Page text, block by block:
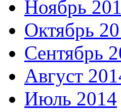
Ноябрь
Октябрь
Сентябрь
Август
Июль 2014